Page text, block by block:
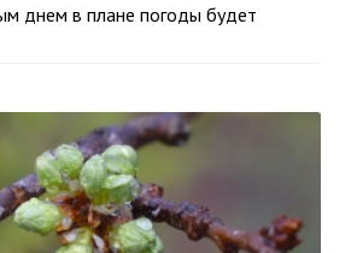
днем в плане погоды будет